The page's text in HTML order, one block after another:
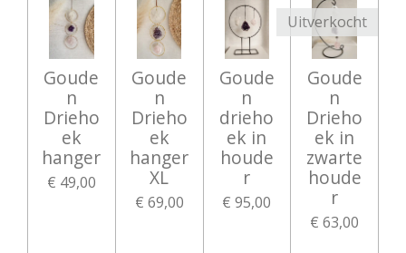
Goude
n
Drieho
ek
hanger
€ 49,00
Goude
n
Drieho
ek
hanger
XL
€ 69,00
Goude
n
drieho
ek in
houde
r
€ 95,00
Uitverkocht
Goude
n
Drieho
ek in
zwarte
houde
r
€ 63,00